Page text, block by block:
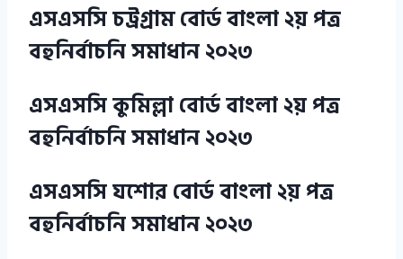
এসএসসি চট্রগ্রাম বোর্ড বাংলা ২য় পত্র
বহুনির্বাচনি সমাধান ২০২৩
এসএসসি কুমিল্লা বোর্ড বাংলা ২য় পত্র
বহুনির্বাচনি সমাধান ২০২৩
এসএসসি যশোর বোর্ড বাংলা ২য় পত্র
বহুনির্বাচনি সমাধান ২০২৩